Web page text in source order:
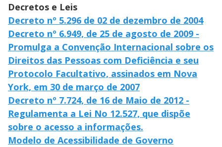
Decretos e Leis
Decreto nº 5.296 de 02 de dezembro de 2004
Decreto nº 6.949, de 25 de agosto de 2009 -
Promulga a Convenção Internacional sobre os
Direitos das Pessoas com Deficiência e seu
Protocolo Facultativo, assinados em Nova
York, em 30 de março de 2007
Decreto nº 7.724, de 16 de Maio de 2012 -
Regulamenta a Lei No 12.527, que dispõe
sobre o acesso a informações.
Modelo de Acessibilidade de Governo